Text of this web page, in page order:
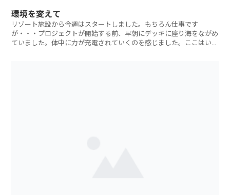
環境を変えて
リゾート施設から今週はスタートしました。もちろん仕事です
が・・・プロジェクトが開始する前、早朝にデッキに座り海をながめ
ていました。体中に力が充電されていくのを感じました。ここはいつ